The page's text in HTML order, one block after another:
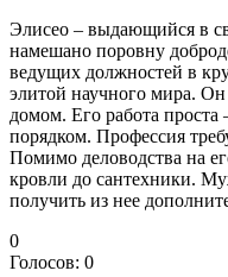
Элисео – выдающийся в
намешано поровну
ведущих должностей в
элитой научного мира.
домом. Его работа проста
порядком. Профессия
Помимо деловодства на
кровли до сантехники.
получить из нее
0
Голосов: 0